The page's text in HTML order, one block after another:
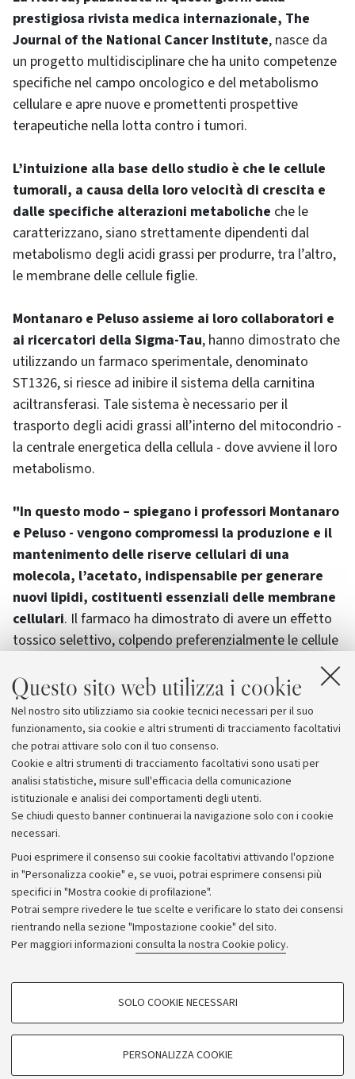
Questo sito web utilizza i cookie
Nel nostro sito utilizziamo sia cookie tecnici necessari per il suo
funzionamento, sia cookie e altri strumenti di tracciamento facoltativi
che potrai attivare solo con il tuo consenso.
Cookie e altri strumenti di tracciamento facoltativi sono usati per
analisi statistiche, misure sull'efficacia della comunicazione
istituzionale e analisi dei comportamenti degli utenti.
Se chiudi questo banner continuerai la navigazione solo con i cookie
necessari.
Puoi esprimere il consenso sui cookie facoltativi attivando l'opzione
in "Personalizza cookie" e, se vuoi, potrai esprimere consensi più
specifici in "Mostra cookie di profilazione".
Potrai sempre rivedere le tue scelte e verificare lo stato dei consensi
rientrando nella sezione "Impostazione cookie" del sito.
Per maggiori informazioni consulta la nostra Cookie policy.
COOKIE DI PROFILAZIONE - FACOLTATIVI
SOLO COOKIE NECESSARI
PERSONALIZZA COOKIE
prestigiosa rivista medica internazionale, The
Journal of the National Cancer Institute, nasce da
un progetto multidisciplinare che ha unito competenze
specifiche nel campo oncologico e del metabolismo
cellulare e apre nuove e promettenti prospettive
terapeutiche nella lotta contro i tumori.
L’intuizione alla base dello studio è che le cellule
tumorali, a causa della loro velocità di crescita e
dalle specifiche alterazioni metaboliche che le
caratterizzano, siano strettamente dipendenti dal
metabolismo degli acidi grassi per produrre, tra l’altro,
le membrane delle cellule figlie.
Montanaro e Peluso assieme ai loro collaboratori e
ai ricercatori della Sigma-Tau, hanno dimostrato che
utilizzando un farmaco sperimentale, denominato
ST1326, si riesce ad inibire il sistema della carnitina
aciltransferasi. Tale sistema è necessario per il
trasporto degli acidi grassi all’interno del mitocondrio -
la centrale energetica della cellula - dove avviene il loro
metabolismo.
"In questo modo – spiegano i professori Montanaro
e Peluso - vengono compromessi la produzione e il
mantenimento delle riserve cellulari di una
molecola, l’acetato, indispensabile per generare
nuovi lipidi, costituenti essenziali delle membrane
cellulari. Il farmaco ha dimostrato di avere un effetto
tossico selettivo, colpendo preferenzialmente le cellule
tumorali. Rispetto alle cellule sane, quelle neoplastiche
risultano essere infatti molto più sensibili al farmaco,
accumulano nel citoplasma i lipidi che non vengono
metabolizzati e non sono in grado di generarne di nuovi
e quindi di proliferare".
Archivio
Comunicati stampa
Redazione
Rassegna stampa
© Copyright 2026 - ALMA MATER STUDIORUM - Università di